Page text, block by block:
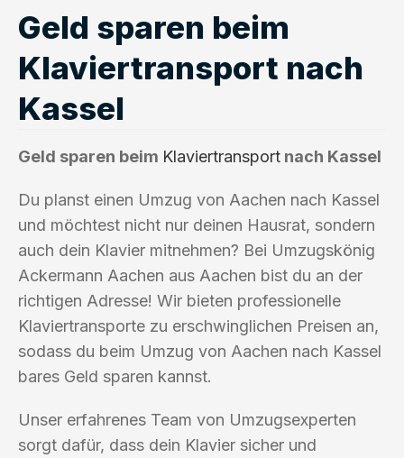
Geld sparen beim
Klaviertransport nach
Kassel
Geld sparen beim Klaviertransport nach Kassel
Du planst einen Umzug von Aachen nach Kassel
und möchtest nicht nur deinen Hausrat, sondern
auch dein Klavier mitnehmen? Bei Umzugskönig
Ackermann Aachen aus Aachen bist du an der
richtigen Adresse! Wir bieten professionelle
Klaviertransporte zu erschwinglichen Preisen an,
sodass du beim Umzug von Aachen nach Kassel
bares Geld sparen kannst.
Unser erfahrenes Team von Umzugsexperten
sorgt dafür, dass dein Klavier sicher und